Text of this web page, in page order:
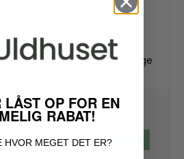
| dame, Bordeaux melange
VIS PRODUKT
LÅST OP FOR EN
RABAT!
HVOR MEGET DET ER?